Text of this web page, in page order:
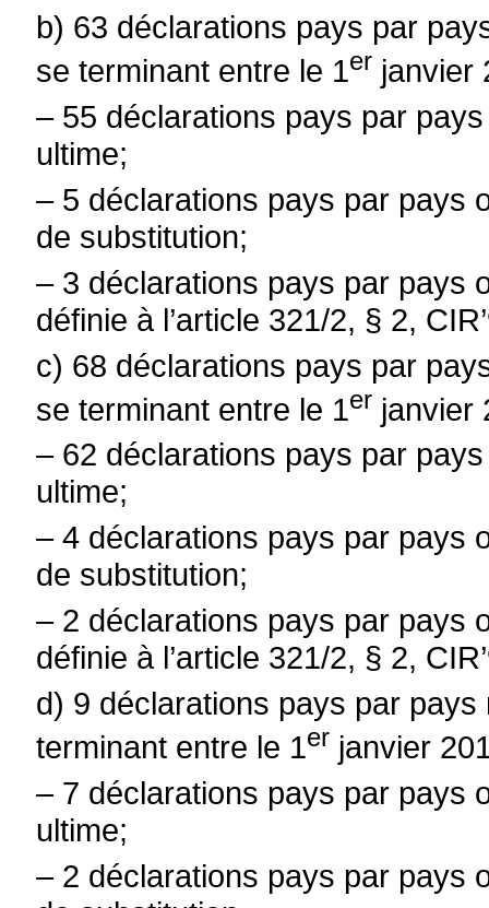
b) 63 déclarations pays par
se terminant entre le 1er janvier
– 55 déclarations pays par
ultime;
– 5 déclarations pays par pays
de substitution;
– 3 déclarations pays par pays
définie à l’article 321/2, § 2,
c) 68 déclarations pays par
se terminant entre le 1er janvier
– 62 déclarations pays par
ultime;
–4 déclarations pays par pays
de substitution;
– 2 déclarations pays par pays
définie à l’article 321/2, § 2,
d) 9 déclarations pays par
terminant entre le 1er janvier
– 7 déclarations pays par pays
ultime;
– 2 déclarations pays par pays